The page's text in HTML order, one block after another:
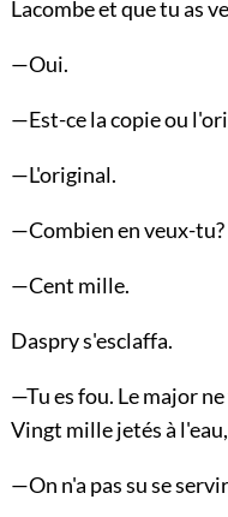
Lacombe et que tu as
—Oui.
—Est-ce la copie ou
—L'original.
—Combien en veux-tu?
—Cent mille.
Daspry s'esclaffa.
—Tu es fou. Le major
Vingt mille jetés à
—On n'a pas su se